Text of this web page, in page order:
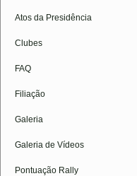
Atos da Presidência
Clubes
FAQ
Filiação
Galeria
Galeria de Vídeos
Pontuação Rally